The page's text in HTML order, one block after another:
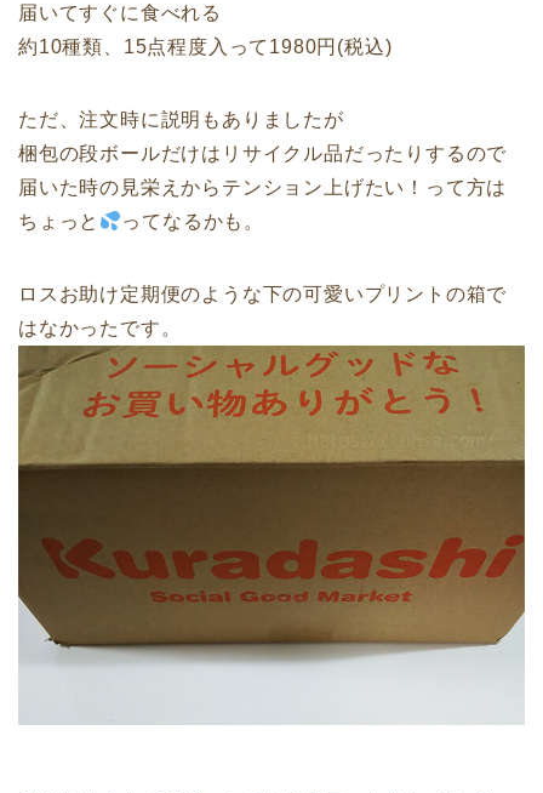
届いてすぐに食べれる
約10種類、15点程度入って1980円(税込)
ただ、注文時に説明もありましたが
梱包の段ボールだけはリサイクル品だったりするので
届いた時の見栄えからテンション上げたい！って方は
ちょっと
ってなるかも。
ロスお助け定期便のような下の可愛いプリントの箱で
はなかったです。